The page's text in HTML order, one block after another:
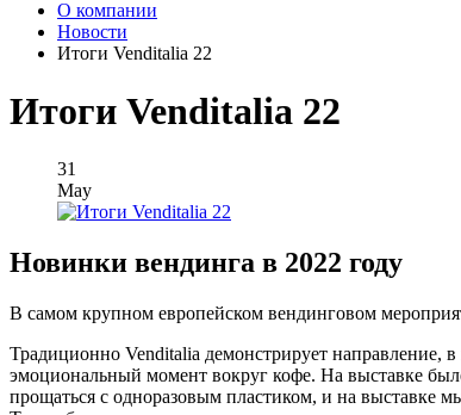
О компании
Новости
Итоги Venditalia 22
Итоги Venditalia 22
31
May
Новинки вендинга в 2022 году
В самом крупном европейском вендинговом
Традиционно Venditalia демонстрирует
эмоциональный момент вокруг кофе. На выставке
прощаться с одноразовым пластиком, и на выставке